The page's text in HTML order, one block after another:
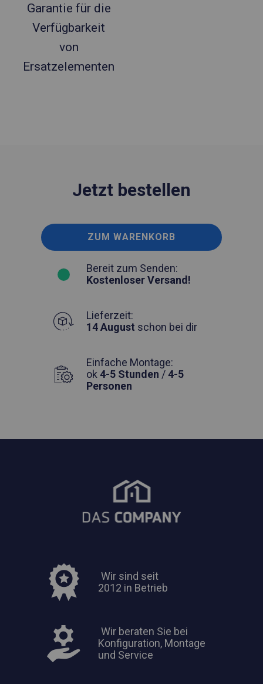
Garantie für die
Verfügbarkeit
von
Ersatzelementen
Jetzt bestellen
ZUM WARENKORB
Bereit zum Senden:
Kostenloser Versand!
Lieferzeit:
14 August schon bei dir
Einfache Montage:
ok 4-5 Stunden /4-5
Personen
Wir sind seit
2012 in Betrieb
Wir beraten Sie bei
Konfiguration, Montage
und Service